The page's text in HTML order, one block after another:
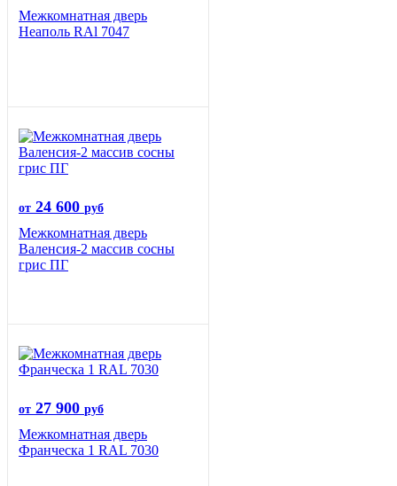
Межкомнатная дверь
Неаполь RAl 7047
от 24 600 руб
Межкомнатная дверь
Валенсия-2 массив сосны
грис ПГ
от 27 900 руб
Межкомнатная дверь
Франческа 1 RAL 7030